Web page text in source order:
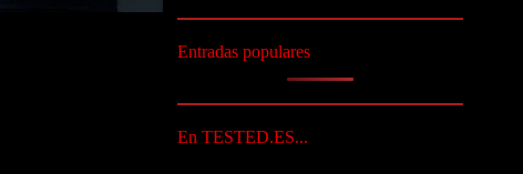
Entradas populares
En TESTED.ES...